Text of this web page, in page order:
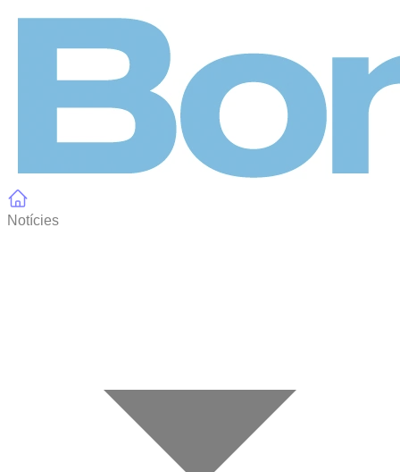
Notícies